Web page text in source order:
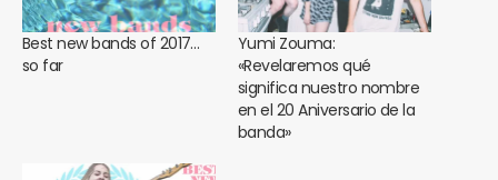
Best new bands of 2017…
so far
Yumi Zouma:
«Revelaremos qué
significa nuestro nombre
en el 20 Aniversario de la
banda»